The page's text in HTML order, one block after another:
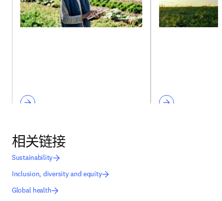
相关链接
Sustainability
Inclusion, diversity and equity
Global health